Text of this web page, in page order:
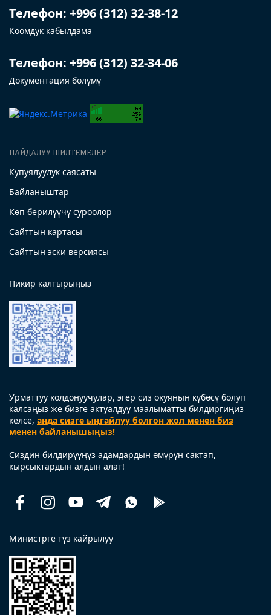
Телефон: +996 (312) 32-38-12
Коомдук кабылдама
Телефон: +996 (312) 32-34-06
Документация бөлүмү
ПАЙДАЛУУ ШИЛТЕМЕЛЕР
Купуялуулук саясаты
Байланыштар
Көп берилүүчү суроолор
Сайттын картасы
Сайттын эски версиясы
Пикир калтырыңыз
Урматтуу колдонуучулар, эгер сиз окуянын күбөсү болуп
калсаңыз же бизге актуалдуу маалыматты билдиргиңиз
келсе, анда сизге ыңгайлуу болгон жол менен биз
менен байланышыңыз!
Сиздин билдирүүңүз адамдардын өмүрүн сактап,
кырсыктардын алдын алат!
FacebookInstagramYoutube TelegramWhatsappПомощь
рядом
Министрге түз кайрылуу